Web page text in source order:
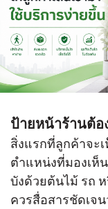
ป้ายหน้าร้านต้อ
สิ่งแรกที่ลูกค้าจะ
ตำแหน่งที่มองเห็
บังด้วยต้นไม้ รถ
ควรสื่อสารชัดเจ